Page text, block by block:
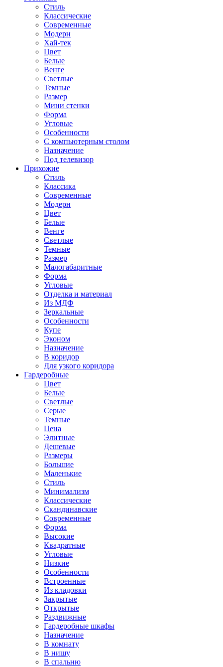
Стиль
Классические
Современные
Модерн
Хай-тек
Цвет
Белые
Венге
Светлые
Темные
Размер
Мини стенки
Форма
Угловые
Особенности
С компьютерным столом
Назначение
Под телевизор
Прихожие
Стиль
Классика
Современные
Модерн
Цвет
Белые
Венге
Светлые
Темные
Размер
Малогабаритные
Форма
Угловые
Отделка и материал
Из МДФ
Зеркальные
Особенности
Купе
Эконом
Назначение
В коридор
Для узкого коридора
Гардеробные
Цвет
Белые
Светлые
Серые
Темные
Цена
Элитные
Дешевые
Размеры
Большие
Маленькие
Стиль
Минимализм
Классические
Скандинавские
Современные
Форма
Высокие
Квадратные
Угловые
Низкие
Особенности
Встроенные
Из кладовки
Закрытые
Открытые
Раздвижные
Гардеробные шкафы
Назначение
В комнату
В нишу
В спальню